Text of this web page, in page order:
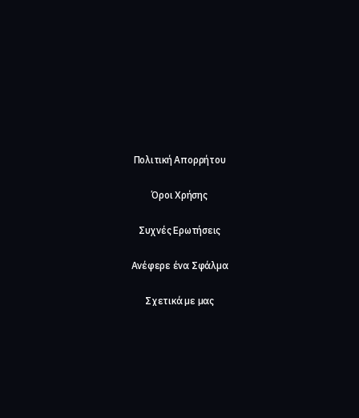
Πολιτική Απορρήτου
Όροι Χρήσης
Συχνές Ερωτήσεις
Ανέφερε ένα Σφάλμα
Σχετικά με μας